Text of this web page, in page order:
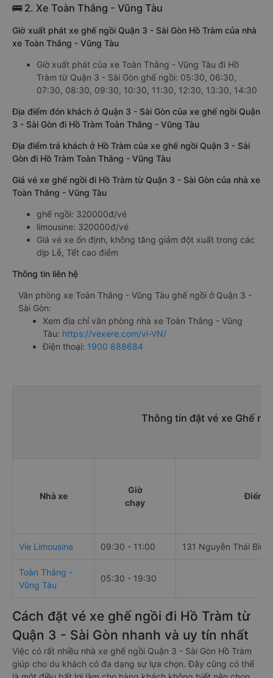
🚌 2. Xe Toàn Thắng - Vũng Tàu
Giờ xuất phát xe ghế ngồi Quận 3 - Sài Gòn Hồ Tràm của nhà
xe Toàn Thắng - Vũng Tàu
Giờ xuất phát của xe Toàn Thắng - Vũng Tàu đi Hồ
Tràm từ Quận 3 - Sài Gòn ghế ngồi: 05:30, 06:30,
07:30, 08:30, 09:30, 10:30, 11:30, 12:30, 13:30, 14:30
Địa điểm đón khách ở Quận 3 - Sài Gòn của xe ghế ngồi Quận
3 - Sài Gòn đi Hồ Tràm Toàn Thắng - Vũng Tàu
Địa điểm trả khách ở Hồ Tràm của xe ghế ngồi Quận 3 - Sài
Gòn đi Hồ Tràm Toàn Thắng - Vũng Tàu
Giá vé xe ghế ngồi đi Hồ Tràm từ Quận 3 - Sài Gòn của nhà xe
Toàn Thắng - Vũng Tàu
ghế ngồi: 320000đ/vé
limousine: 320000đ/vé
Giá vé xe ổn định, không tăng giảm đột xuất trong các
dịp Lễ, Tết cao điểm
Thông tin liên hệ
Văn phòng xe Toàn Thắng - Vũng Tàu ghế ngồi ở Quận 3 -
Sài Gòn:
Xem địa chỉ văn phòng nhà xe Toàn Thắng - Vũng
Tàu: https://vexere.com/vi-VN/
Điện thoại: 1900 888684
Thông tin đặt vé xe Ghế
Nhà xe
Giờ
chạy
Điểm
Vie Limousine 09:30 - 11:00 131 Nguyễn Thái Bình
Toàn Thắng -
Vũng Tàu
05:30 - 19:30
Cách đặt vé xe ghế ngồi đi Hồ Tràm từ
Quận 3 - Sài Gòn nhanh và uy tín nhất
Việc có rất nhiều nhà xe ghế ngồi Quận 3 - Sài Gòn Hồ Tràm
giúp cho du khách có đa dạng sự lựa chọn. Đây cũng có thể